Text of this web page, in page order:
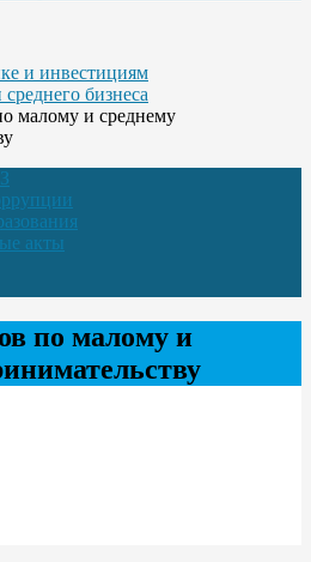
и инвестициям
бизнеса
малому и среднему
акты
по малому и